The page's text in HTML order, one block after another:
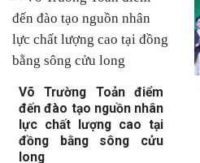
Võ Trường Toản điểm
đến đào tạo nguồn nhân
lực chất lượng cao tại
đồng bằng sông cửu
long